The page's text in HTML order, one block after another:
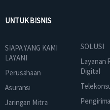
UNTUK BISNIS
SIAPA YANG KAMI
LAYANI
Perusahaan
Asuransi
Jaringan Mitra
SOLUSI
Layanan
Digital